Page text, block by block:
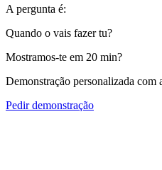
A pergunta é:
Quando o vais fazer tu?
Mostramos-te em 20 min?
Demonstração personalizada com
Pedir demonstração